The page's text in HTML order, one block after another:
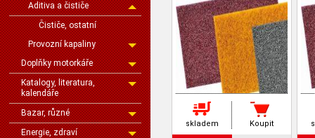
Aditiva a čističe
Čističe, ostatní
Provozní kapaliny
Doplňky motorkáře
Katalogy, literatura,
kalendáře
Bazar, různé
Energie, zdraví
skladem Koupit